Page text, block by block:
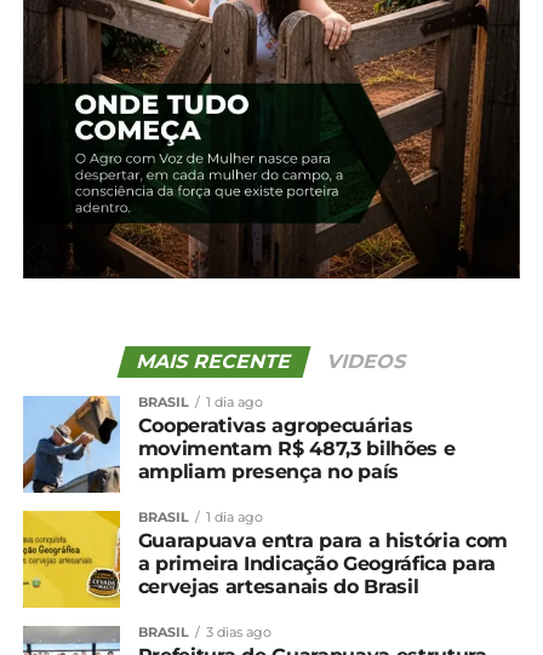
Compartilhe isso:
Facebook 18+
MAIS RECENTE VIDEOS
BRASIL 1 dia ago
Cooperativas agropecuárias
movimentam R$ 487,3 bilhões e
ampliam presença no país
BRASIL 1 dia ago
Guarapuava entra para a história com
a primeira Indicação Geográfica para
cervejas artesanais do Brasil
BRASIL 3 dias ago